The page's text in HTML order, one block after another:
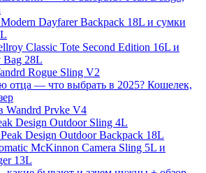
Dayfarer Backpack 18L и сумки
Classic Tote Second Edition 16L и
Bag 28L
Rogue Sling V2
отца — что выбрать в 2025? Кошелек,
Wandrd Prvke V4
Design Outdoor Sling 4L
Design Outdoor Backpack 18L
McKinnon Camera Sling 5L и
13L